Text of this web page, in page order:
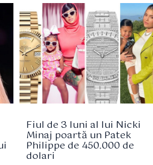
Fiul de 3 luni al lui Nicki
Minaj poartă un Patek
Philippe de 450.000 de
dolari